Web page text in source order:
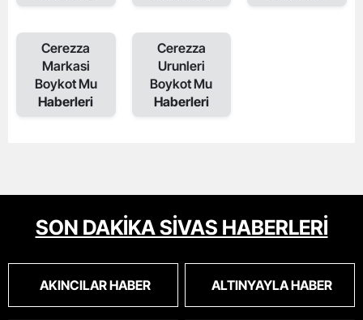
Cerezza
Markasi
Boykot Mu
Haberleri
Cerezza
Urunleri
Boykot Mu
Haberleri
SON DAKİKA SİVAS HABERLERİ
AKINCILAR HABER ALTINYAYLA HABER